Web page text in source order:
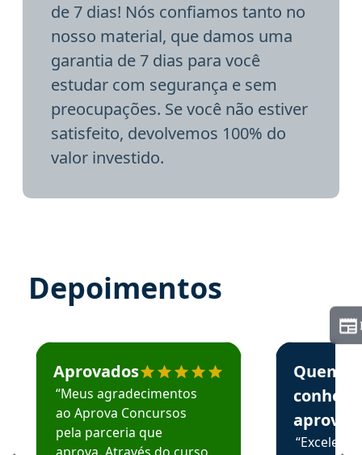
de 7 dias! Nós confiamos tanto no
nosso material, que damos uma
garantia de 7 dias para você
estudar com segurança e sem
preocupações. Se você não estiver
satisfeito, devolvemos 100% do
valor investido.
Depoimentos
Estudante José recomenda o Aprova Concursos em
Aprovados
“Meus agradecimentos
ao Aprova Concursos
pela parceria que
Estudante
Quem
aprova